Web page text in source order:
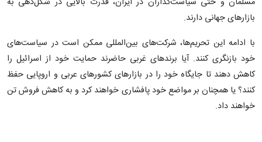
بازارهای جهانی دارند.
با ادامه این تحریم‌ها، شرکت‌های بین‌المللی ممکن است در سیاست‌های
خود بازنگری کنند. آیا برندهای غربی حاضرند حمایت خود از اسرائیل را
کاهش دهند تا جایگاه خود را در بازارهای کشورهای عربی و اروپایی حفظ
کنند؟ یا همچنان بر مواضع خود پافشاری خواهند کرد و به کاهش فروش تن
خواهند داد.